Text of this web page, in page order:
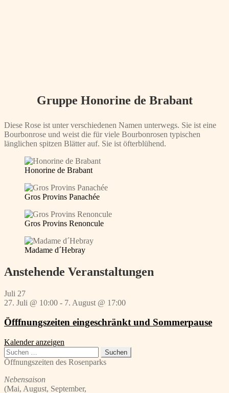
Gruppe Honorine de Brabant
Diese Rose ist unter verschiedenen Namen unterwegs. Sie ist eine
Bourbonrose und weist die für viele Bourbonrosen typischen
länglichen spitzen Blätter auf. Sie ist öfterblühend.
Honorine de Brabant
Gros Provins Panachée
Gros Provins Renoncule
Madame d´Hebray
Anstehende Veranstaltungen
Juli 27
27. Juli @ 10:00 - 7. August @ 17:00
Öfffnungszeiten eingeschränkt und Sommerpause
Kalender anzeigen
Suchen
nach:
Öffnungszeiten des Rosenparks
Nebensaison
(Mai, August, September,